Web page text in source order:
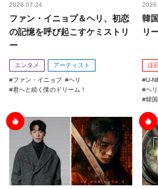
2026.07.24
ファン・イニョプ＆ヘリ、初恋
の記憶を呼び起こすケミストリ
ー
エンタメ アーティスト
ファン・イニョプ
ヘリ
君へと続く僕のドリーム！
韓
リ
注目
U-
ヘリ
韓